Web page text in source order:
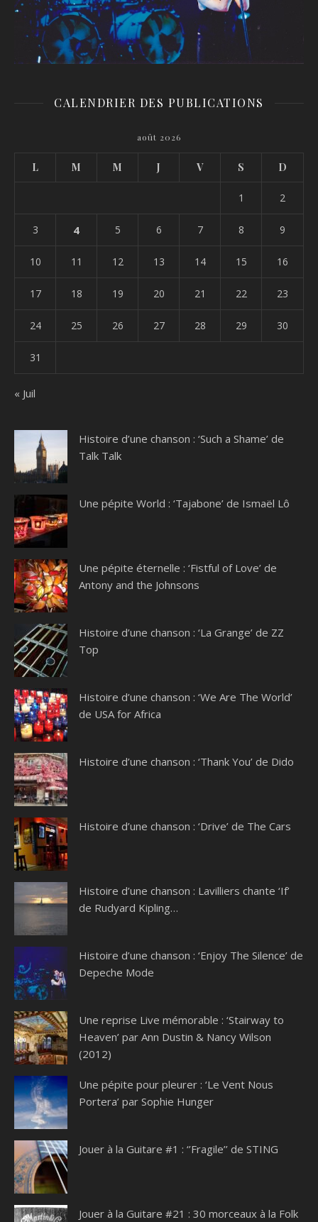
CALENDRIER DES PUBLICATIONS
août 2026
L M M J V S D
1 2
3 4 5 6 7 8 9
10 11 12 13 14 15 16
17 18 19 20 21 22 23
24 25 26 27 28 29 30
31
« Juil
Histoire d’une chanson : ‘Such a Shame’ de
Talk Talk
Une pépite World : ‘Tajabone’ de Ismaël Lô
Une pépite éternelle : ‘Fistful of Love’ de
Antony and the Johnsons
Histoire d’une chanson : ‘La Grange’ de ZZ
Top
Histoire d’une chanson : ‘We Are The World’
de USA for Africa
Histoire d’une chanson : ‘Thank You’ de Dido
Histoire d’une chanson : ‘Drive’ de The Cars
Histoire d’une chanson : Lavilliers chante ‘If’
de Rudyard Kipling…
Histoire d’une chanson : ‘Enjoy The Silence’ de
Depeche Mode
Une reprise Live mémorable : ‘Stairway to
Heaven’ par Ann Dustin & Nancy Wilson
(2012)
Une pépite pour pleurer : ‘Le Vent Nous
Portera’ par Sophie Hunger
Jouer à la Guitare #1 : ‘’Fragile’’ de STING
Jouer à la Guitare #21 : 30 morceaux à la Folk